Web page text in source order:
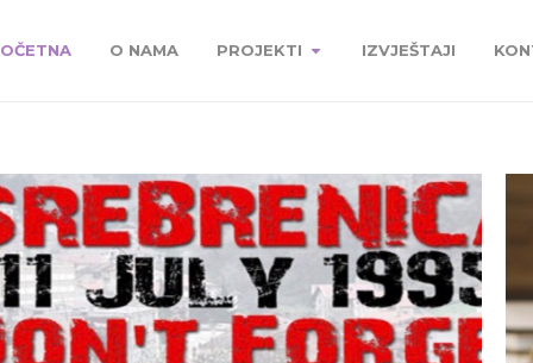
O NAMA PROJEKTI IZVJEŠTAJI